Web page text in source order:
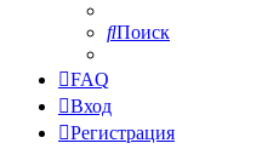
Поиск
FAQ
Вход
Регистрация